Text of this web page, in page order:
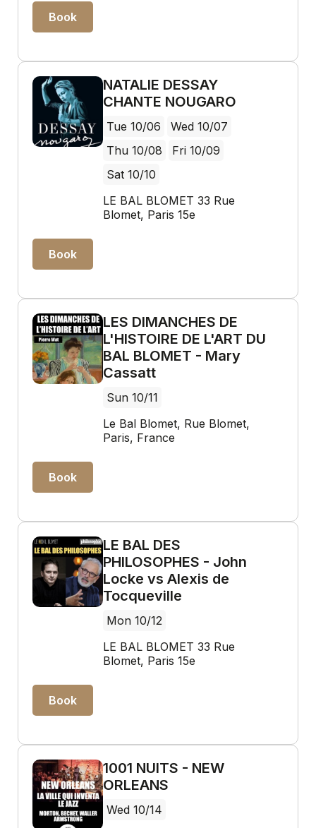
Book
NATALIE DESSAY
CHANTE NOUGARO
Tue 10/06
Wed 10/07
Thu 10/08
Fri 10/09
Sat 10/10
LE BAL BLOMET 33 Rue
Blomet, Paris 15e
Book
LES DIMANCHES DE
L'HISTOIRE DE L'ART DU
BAL BLOMET - Mary
Cassatt
Sun 10/11
Le Bal Blomet, Rue Blomet,
Paris, France
Book
LE BAL DES
PHILOSOPHES - John
Locke vs Alexis de
Tocqueville
Mon 10/12
LE BAL BLOMET 33 Rue
Blomet, Paris 15e
Book
1001 NUITS - NEW
ORLEANS
Wed 10/14